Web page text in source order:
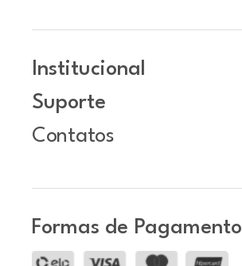
Institucional
Suporte
Contatos
Formas de Pagamento